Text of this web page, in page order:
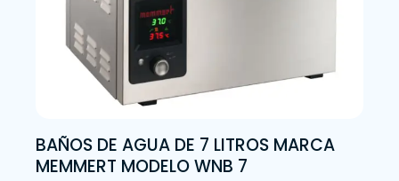
BAÑOS DE AGUA DE 7 LITROS MARCA
MEMMERT MODELO WNB 7